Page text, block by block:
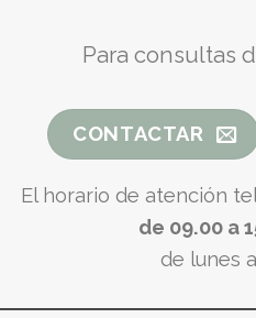
Para consultas
CONTACTAR
El horario de atención
de 09.00 a
de lunes